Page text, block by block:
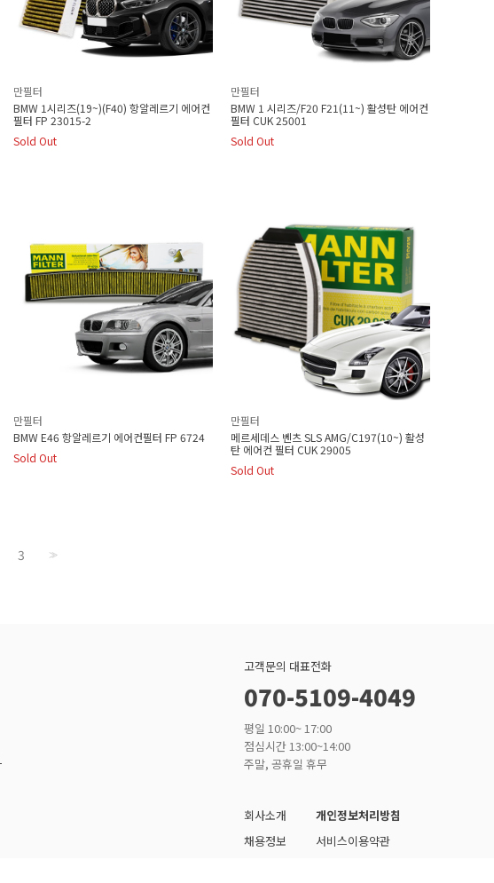
만필터
BMW 1시리즈(19~)(F40) 항알레르기 에어컨
필터 FP 23015-2
Sold Out
만필터
BMW 1 시리즈/F20 F21(11~) 활성탄 에어컨
필터 CUK 25001
Sold Out
만필터
BMW E46 항알레르기 에어컨필터 FP 6724
Sold Out
만필터
메르세데스 벤츠 SLS AMG/C197(10~) 활성
탄 에어컨 필터 CUK 29005
Sold Out
3 >>
고객문의 대표전화
070-5109-4049
평일 10:00~ 17:00
점심시간 13:00~14:00
주말, 공휴일 휴무
회사소개
채용정보
개인정보처리방침
서비스이용약관